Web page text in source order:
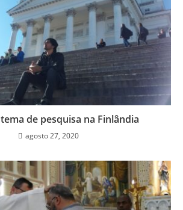
tema de pesquisa na Finlândia
agosto 27, 2020